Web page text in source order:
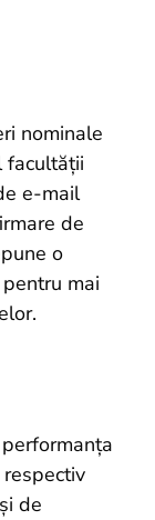
nominale
facultății
e-mail
de
o
mai
de